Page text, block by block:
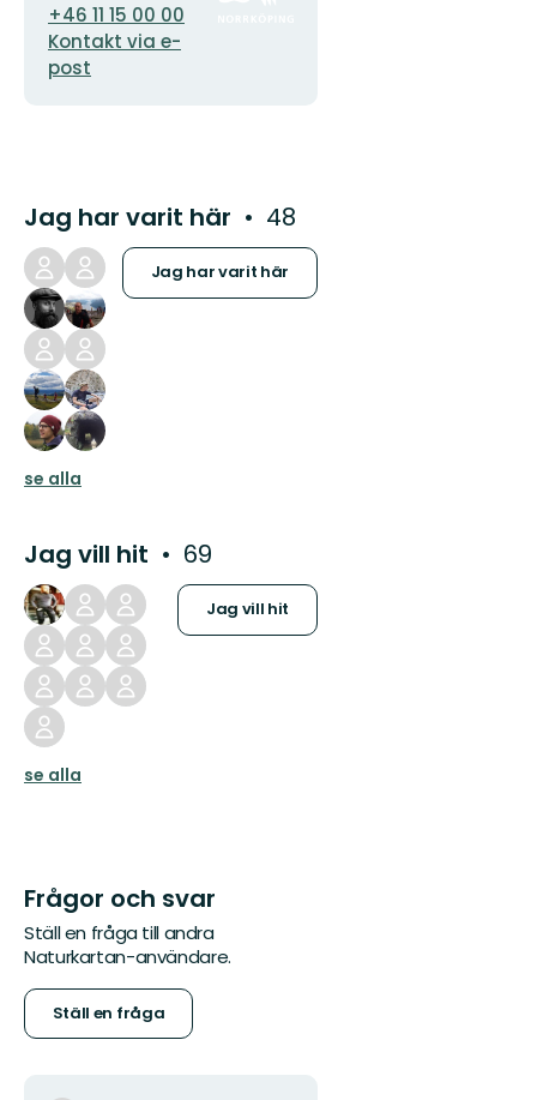
+46 11 15 00 00
Kontakt via e-
post
Jag har varit här 48
Jag har varit här
se alla
Jag vill hit 69
Jag vill hit
se alla
Frågor och svar
Ställ en fråga till andra
Naturkartan-användare.
Ställ en fråga